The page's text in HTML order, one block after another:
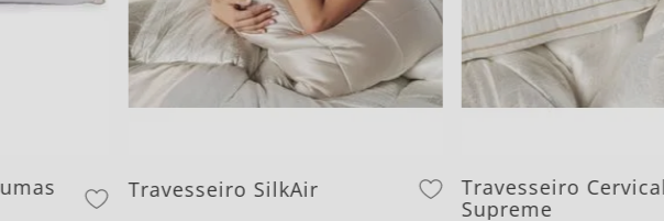
Travesseiro SilkAir
Travesseiro
Supreme